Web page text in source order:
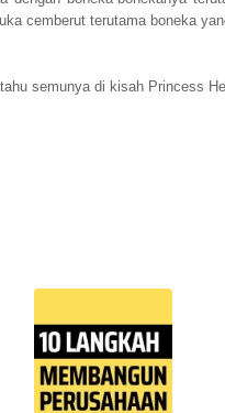
cemberut terutama boneka
semunya di kisah Princess